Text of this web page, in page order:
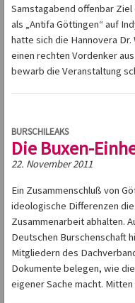
Samstagabend offenbar
als „Antifa Göttingen“ auf
hatte sich die Hannovera
einen rechten Vordenker
bewarb die Veranstaltung
BURSCHILEAKS
Die Buxen-
22. November 2011
Ein Zusammenschluß von
ideologische Differenzen
Zusammenarbeit abhalten.
Deutschen Burschenschaft
Mitgliedern des
Dokumente belegen, wie
eigener Sache macht.